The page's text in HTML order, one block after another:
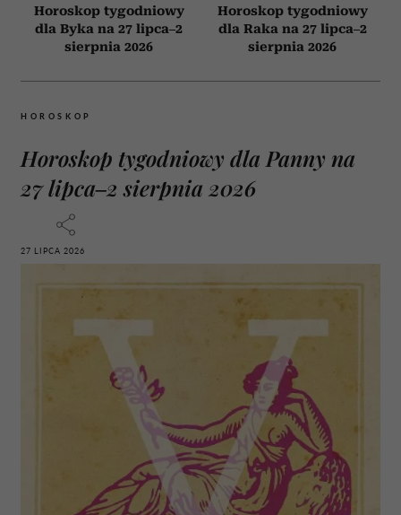
Horoskop tygodniowy
dla Byka na 27 lipca–2
sierpnia 2026
Horoskop tygodniowy
dla Raka na 27 lipca–2
sierpnia 2026
HOROSKOP
Horoskop tygodniowy dla Panny na
27 lipca–2 sierpnia 2026
27 LIPCA 2026